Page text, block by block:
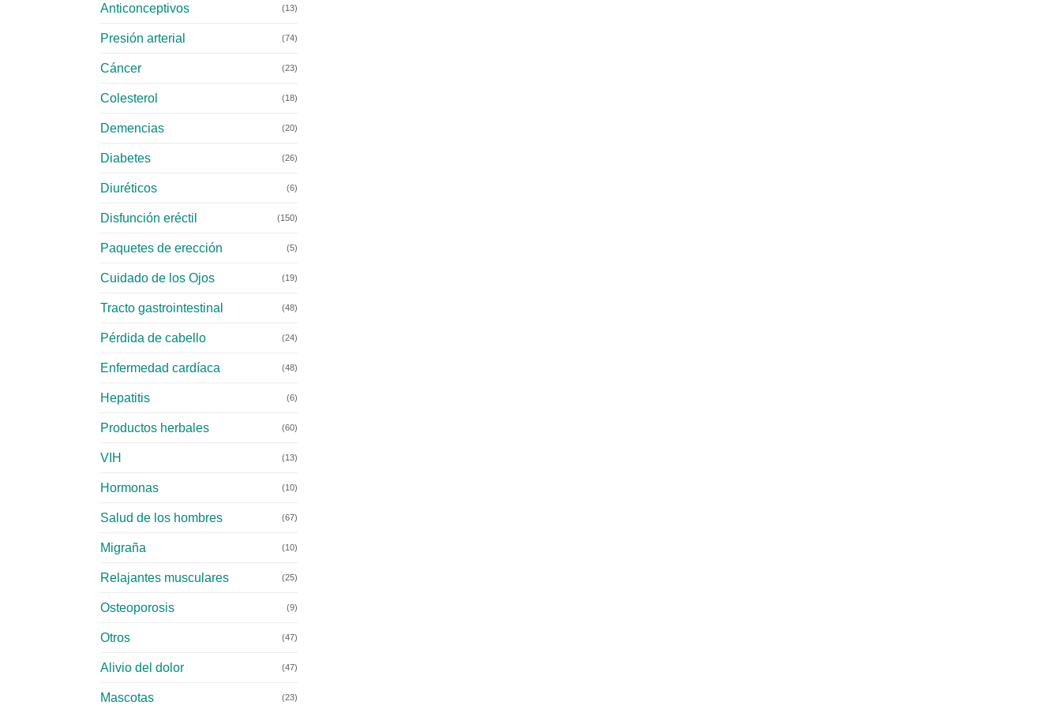
Anticonceptivos (13)
Presión arterial (74)
Cáncer (23)
Colesterol (18)
Demencias (20)
Diabetes (26)
Diuréticos (6)
Disfunción eréctil (150)
Paquetes de erección (5)
Cuidado de los Ojos (19)
Tracto gastrointestinal (48)
Pérdida de cabello (24)
Enfermedad cardíaca (48)
Hepatitis (6)
Productos herbales (60)
VIH (13)
Hormonas (10)
Salud de los hombres (67)
Migraña (10)
Relajantes musculares (25)
Osteoporosis (9)
Otros (47)
Alivio del dolor (47)
Mascotas (23)